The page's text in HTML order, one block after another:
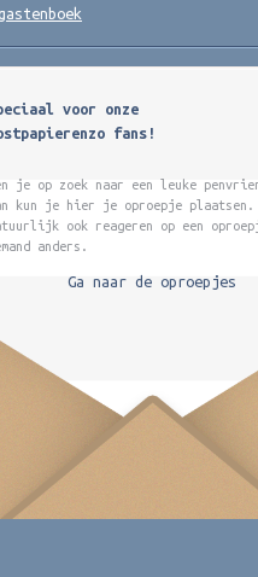
voor onze
fans!
je op zoek naar een leuke
kun je hier je oproepje plaatsen.
ook reageren op een
anders.
Ga naar de oproepjes